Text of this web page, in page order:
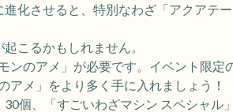
化させると、特別なわざ「アクアテー
こるかもしれません。
ンのアメ」が必要です。イベント限定
アメ」をより多く手に入れましょう！
個、「すごいわざマシン スペシャル